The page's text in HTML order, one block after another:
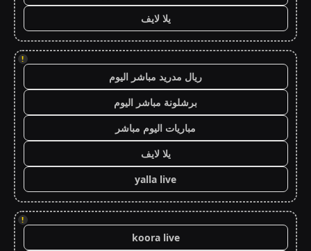
يلا لايف
!
ريال مدريد مباشر اليوم
برشلونة مباشر اليوم
مباريات اليوم مباشر
يلا لايف
yalla live
!
koora live